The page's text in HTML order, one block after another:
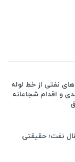
نفتی از خط لوله
و اقدام شجاعانه
نفت؛ حقیقتی